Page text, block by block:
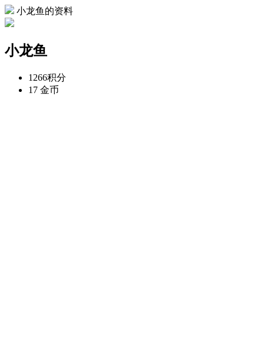
小龙鱼的资料
小龙鱼
1266积分
17 金币